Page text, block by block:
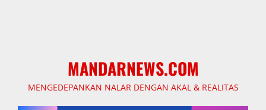
MANDARNEWS.COM
MENGEDEPANKAN NALAR DENGAN AKAL & REALITAS